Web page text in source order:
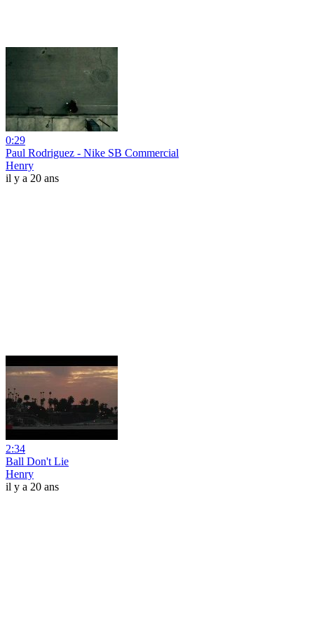
0:29
Paul Rodriguez - Nike SB Commercial
Henry
il y a 20 ans
2:34
Ball Don't Lie
Henry
il y a 20 ans